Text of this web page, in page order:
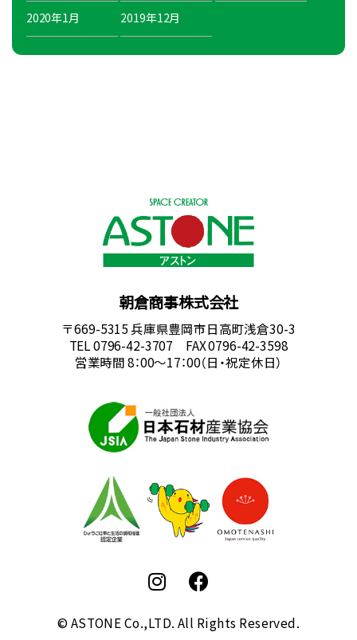
2020年1月 2019年12月
朝倉商事株式会社
〒669-5315 兵庫県豊岡市日高町浅倉30-3
TEL 0796-42-3707 FAX 0796-42-3598
営業時間 8：00～17：00（日・祝定休日）
© ASTONE Co.,LTD. All Rights Reserved.